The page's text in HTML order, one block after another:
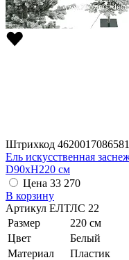
Штрихкод 4620017086581
Ель искусственная
D90xH220 см
Цена 33 270
В корзину
Артикул ЕЛТЛС 22
Размер
220 см
Цвет
Белый
Материал
Пластик